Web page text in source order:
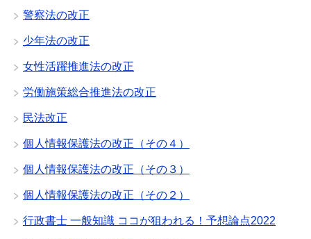
警察法の改正
少年法の改正
女性活躍推進法の改正
労働施策総合推進法の改正
民法改正
個人情報保護法の改正（その４）
個人情報保護法の改正（その３）
個人情報保護法の改正（その２）
行政書士 一般知識 ココが狙われる！予想論点2022